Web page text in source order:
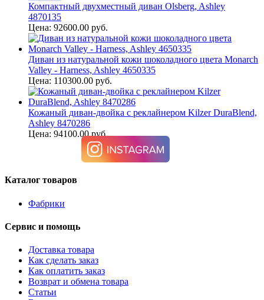
Компактный двухместный диван Olsberg, Ashley
4870135
Цена: 92600.00 руб.
Диван из натуральной кожи шоколадного цвета Monarch
Valley - Harness, Ashley 4650335
Цена: 110300.00 руб.
Кожаный диван-двойка с реклайнером Kilzer DuraBlend,
Ashley 8470286
Цена: 94100.00 руб.
Каталог товаров
Фабрики
Сервис и помощь
Доставка товара
Как сделать заказ
Как оплатить заказ
Возврат и обмена товара
Статьи